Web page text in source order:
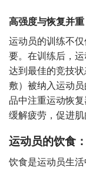
高强度与恢复并重
运动员的训练不
要。在训练后，
达到最佳的竞技
敷）被纳入运动
品中注重运动恢
缓解疲劳，促进肌
运动员的饮食
饮食是运动员生